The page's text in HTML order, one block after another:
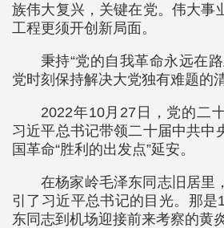
族伟大复兴，关键在党。伟大事
工程更须开创新局面。
秉持“党的自我革命永远在
党时刻保持解决大党独有难题
2022年10月27日，党的二
习近平总书记带领二十届中共中
国革命“胜利的出发点”延安。
在杨家岭毛泽东同志旧居里
引了习近平总书记的目光。那是
东同志到机场迎接前来考察的黄